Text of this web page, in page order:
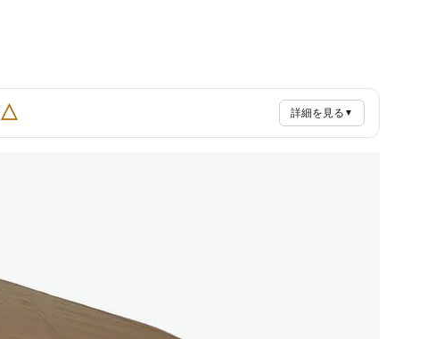
△ 詳細を見る ▼